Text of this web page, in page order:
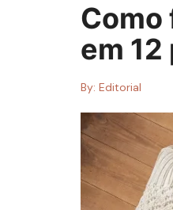
Como
em 12
By: Editorial